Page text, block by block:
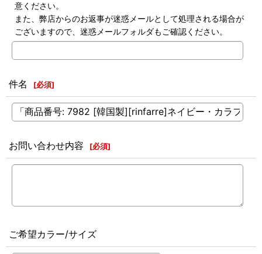
意ください。
また、弊店からのお返事が迷惑メールとして処理される場合が
ございますので、迷惑メールフォルダもご確認ください。
件名 [必須]
お問い合わせ内容 [必須]
ご希望カラー/サイズ